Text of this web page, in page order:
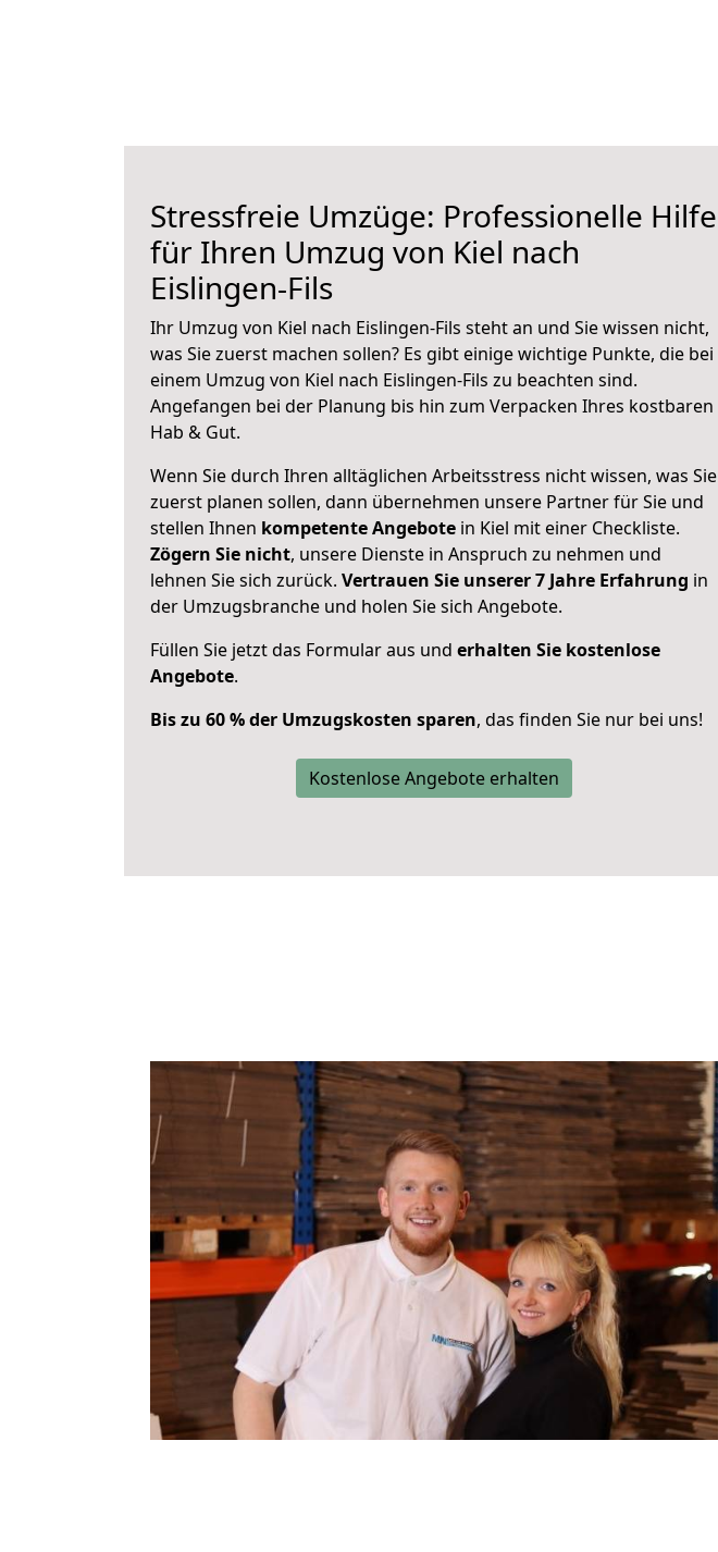
Stressfreie Umzüge: Professionelle Hilfe
für Ihren Umzug von Kiel nach
Eislingen-Fils
Ihr Umzug von Kiel nach Eislingen-Fils steht an und Sie wissen nicht,
was Sie zuerst machen sollen? Es gibt einige wichtige Punkte, die bei
einem Umzug von Kiel nach Eislingen-Fils zu beachten sind.
Angefangen bei der Planung bis hin zum Verpacken Ihres kostbaren
Hab & Gut.
Wenn Sie durch Ihren alltäglichen Arbeitsstress nicht wissen, was Sie
zuerst planen sollen, dann übernehmen unsere Partner für Sie und
stellen Ihnen kompetente Angebote in Kiel mit einer Checkliste.
Zögern Sie nicht, unsere Dienste in Anspruch zu nehmen und
lehnen Sie sich zurück. Vertrauen Sie unserer 7 Jahre Erfahrung in
der Umzugsbranche und holen Sie sich Angebote.
Füllen Sie jetzt das Formular aus und erhalten Sie kostenlose
Angebote.
Bis zu 60 % der Umzugskosten sparen, das finden Sie nur bei uns!
Kostenlose Angebote erhalten